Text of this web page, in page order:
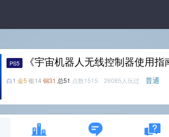
PS5 《宇宙机器人无线控制器使用
白1 金5 银14 铜31 总51 点数1515 26085人玩过 普通